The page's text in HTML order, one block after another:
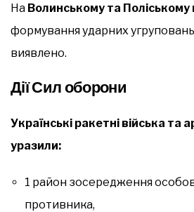
На Волинському та
формування ударних
виявлено.
Дії Сил оборони
Українські ракетні війська та
уразили:
1 район зосередження
противника,